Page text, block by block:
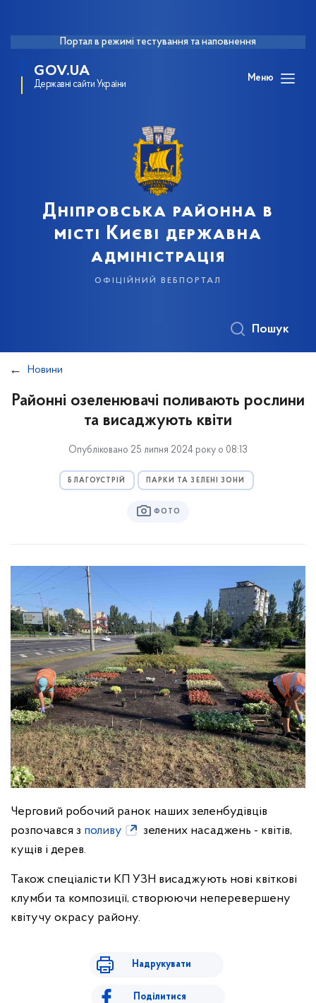
Портал в режимі тестування та наповнення
GOV.UA
Державні сайти України
Меню
Дніпровська районна в
місті Києві державна
адміністрація
офіційний вебпортал
Пошук
Новини
Районні озеленювачі поливають рослини
та висаджують квіти
Опубліковано 25 липня 2024 року о 08:13
БЛАГОУСТРІЙ ПАРКИ ТА ЗЕЛЕНІ ЗОНИ
ФОТО
Черговий робочий ранок наших зеленбудівців
розпочався з поливу
зелених насаджень - квітів,
кущів і дерев.
Також спеціалісти КП УЗН висаджують нові квіткові
клумби та композиції, створюючи неперевершену
квітучу окрасу району.
Надрукувати
Поділитися